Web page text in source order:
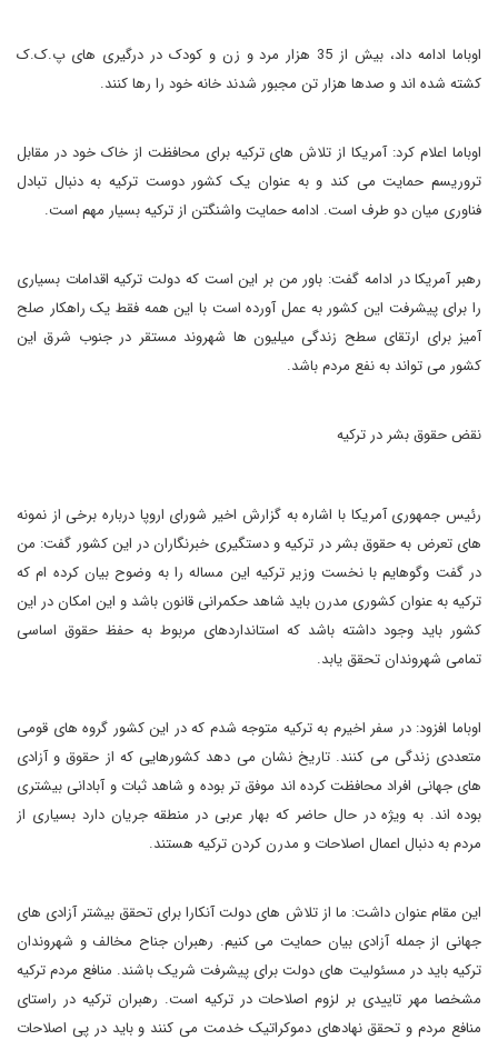
اوباما ادامه داد، بیش از 35 هزار مرد و زن و کودک در درگیری های پ.ک.ک
کشته شده اند و صدها هزار تن مجبور شدند خانه خود را رها کنند.
اوباما اعلام کرد: آمریکا از تلاش های ترکیه برای محافظت از خاک خود در مقابل
تروریسم حمایت می کند و به عنوان یک کشور دوست ترکیه به دنبال تبادل
فناوری میان دو طرف است. ادامه حمایت واشنگتن از ترکیه بسیار مهم است.
رهبر آمریکا در ادامه گفت: باور من بر این است که دولت ترکیه اقدامات بسیاری
را برای پیشرفت این کشور به عمل آورده است با این همه فقط یک راهکار صلح
آمیز برای ارتقای سطح زندگی میلیون ها شهروند مستقر در جنوب شرق این
کشور می تواند به نفع مردم باشد.
نقض حقوق بشر در ترکیه
رئیس جمهوری آمریکا با اشاره به گزارش اخیر شورای اروپا درباره برخی از نمونه
های تعرض به حقوق بشر در ترکیه و دستگیری خبرنگاران در این کشور گفت: من
در گفت وگوهایم با نخست وزیر ترکیه این مساله را به وضوح بیان کرده ام که
ترکیه به عنوان کشوری مدرن باید شاهد حکمرانی قانون باشد و این امکان در این
کشور باید وجود داشته باشد که استانداردهای مربوط به حفظ حقوق اساسی
تمامی شهروندان تحقق یابد.
اوباما افزود: در سفر اخیرم به ترکیه متوجه شدم که در این کشور گروه های قومی
متعددی زندگی می کنند. تاریخ نشان می دهد کشورهایی که از حقوق و آزادی
های جهانی افراد محافظت کرده اند موفق تر بوده و شاهد ثبات و آبادانی بیشتری
بوده اند. به ویژه در حال حاضر که بهار عربی در منطقه جریان دارد بسیاری از
مردم به دنبال اعمال اصلاحات و مدرن کردن ترکیه هستند.
این مقام عنوان داشت: ما از تلاش های دولت آنکارا برای تحقق بیشتر آزادی های
جهانی از جمله آزادی بیان حمایت می کنیم. رهبران جناح مخالف و شهروندان
ترکیه باید در مسئولیت های دولت برای پیشرفت شریک باشند. منافع مردم ترکیه
مشخصا مهر تاییدی بر لزوم اصلاحات در ترکیه است. رهبران ترکیه در راستای
منافع مردم و تحقق نهادهای دموکراتیک خدمت می کنند و باید در پی اصلاحات